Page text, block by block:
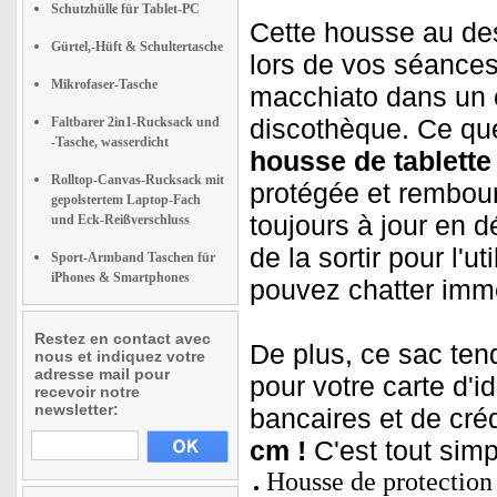
Schutzhülle für Tablet-PC
Gürtel,-Hüft & Schultertasche
Mikrofaser-Tasche
Faltbarer 2in1-Rucksack und
-Tasche, wasserdicht
Rolltop-Canvas-Rucksack mit
gepolstertem Laptop-Fach
und Eck-Reißverschluss
Sport-Armband Taschen für
iPhones & Smartphones
Restez en contact avec
nous et indiquez votre
adresse mail pour
recevoir notre
newsletter:
Cette housse au
lors de vos
macchiato dans
discothèque. Ce
housse de tablette
protégée et
toujours à jour en
de la sortir pour
pouvez chatter
De plus, ce sac
pour votre carte
bancaires et de
cm ! C'est tout
Housse de